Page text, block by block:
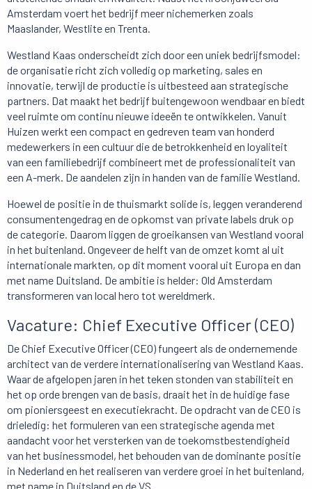
Amsterdam voert het bedrijf meer nichemerken zoals
Maaslander, Westlite en Trenta.
Westland Kaas onderscheidt zich door een uniek bedrijfsmodel:
de organisatie richt zich volledig op marketing, sales en
innovatie, terwijl de productie is uitbesteed aan strategische
partners. Dat maakt het bedrijf buitengewoon wendbaar en biedt
veel ruimte om continu nieuwe ideeën te ontwikkelen. Vanuit
Huizen werkt een compact en gedreven team van honderd
medewerkers in een cultuur die de betrokkenheid en loyaliteit
van een familiebedrijf combineert met de professionaliteit van
een A-merk. De aandelen zijn in handen van de familie Westland.
Hoewel de positie in de thuismarkt solide is, leggen veranderend
consumentengedrag en de opkomst van private labels druk op
de categorie. Daarom liggen de groeikansen van Westland vooral
in het buitenland. Ongeveer de helft van de omzet komt al uit
internationale markten, op dit moment vooral uit Europa en dan
met name Duitsland. De ambitie is helder: Old Amsterdam
transformeren van local hero tot wereldmerk.
Vacature: Chief Executive Officer (CEO)
De Chief Executive Officer (CEO) fungeert als de ondernemende
architect van de verdere internationalisering van Westland Kaas.
Waar de afgelopen jaren in het teken stonden van stabiliteit en
het op orde brengen van de basis, draait het in de huidige fase
om pioniersgeest en executiekracht. De opdracht van de CEO is
drieledig: het formuleren van een strategische agenda met
aandacht voor het versterken van de toekomstbestendigheid
van het businessmodel, het behouden van de dominante positie
in Nederland en het realiseren van verdere groei in het buitenland,
met name in Duitsland en de VS.